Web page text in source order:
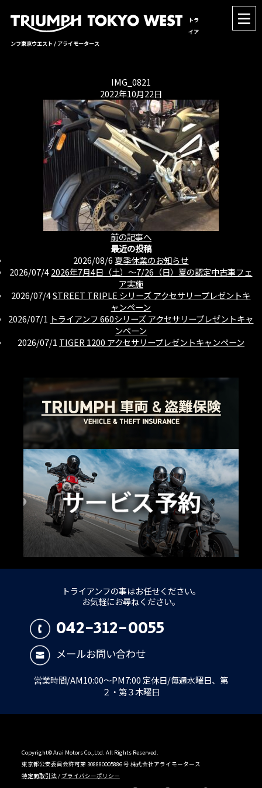
トラ
イア
ンフ東京ウエスト / アライモータース
IMG_0821
2022年10月22日
前の記事へ
最近の投稿
2026/08/6 夏季休業のお知らせ
2026/07/42026年7月4日（土）〜7/26（日）夏の認定中古車フェ
ア実施
2026/07/4STREET TRIPLE シリーズ アクセサリープレゼントキ
ャンペーン
2026/07/1 トライアンフ 660シリーズ アクセサリープレゼントキャ
ンペーン
2026/07/1 TIGER 1200 アクセサリープレゼントキャンペーン
トライアンフの事はお任せください。
お気軽にお尋ねください。
042-312-0055
メールお問い合わせ
営業時間/AM10:00～PM7:00 定休日/毎週水曜日、第
２・第３木曜日
Copyright© Arai Motors Co.,Ltd. All Rights Reserved.
東京都公安委員会許可第 308880005886 号 株式会社アライモータース
特定商取引法/ プライバシーポリシー